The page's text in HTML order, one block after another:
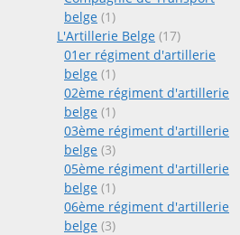
belge (1)
L'Artillerie Belge (17)
01er régiment d'artillerie
belge (1)
02ème régiment d'artillerie
belge (1)
03ème régiment d'artillerie
belge (3)
05ème régiment d'artillerie
belge (1)
06ème régiment d'artillerie
belge (3)